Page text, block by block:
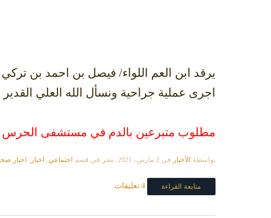
يرقد ابن العم اللواء/ فيصل بن احمد بن
اجرى عملية جراحية ونسأل الله العلي
مطلوب متبرعين بالدم في مستشفى الحرس
بواسطة الأخبار في 2 مارس، 2021 . نشر في قسم اجتماعي, اخبار , اخبار
متابعة القراءة 4 تعليقات